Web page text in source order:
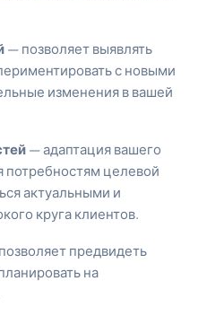
— позволяет выявлять
с новыми
изменения в вашей
— адаптация вашего
целевой
актуальными и
круга клиентов.
предвидеть
на